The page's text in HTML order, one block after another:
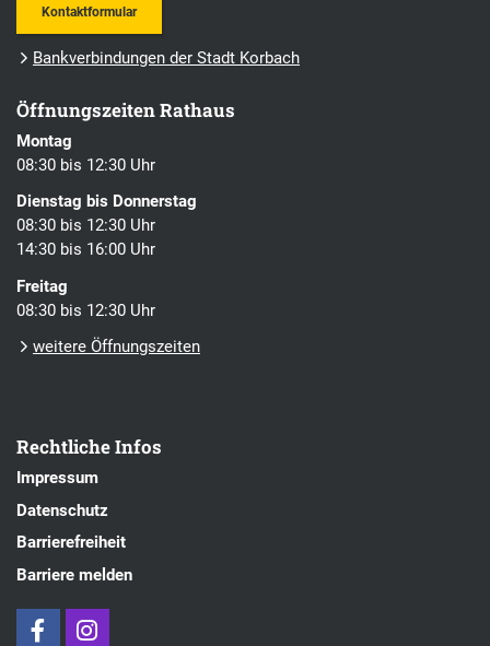
Kontaktformular
Bankverbindungen der Stadt Korbach
Öffnungszeiten Rathaus
Montag
08:30 bis 12:30 Uhr
Dienstag bis Donnerstag
08:30 bis 12:30 Uhr
14:30 bis 16:00 Uhr
Freitag
08:30 bis 12:30 Uhr
weitere Öffnungszeiten
Rechtliche Infos
Impressum
Datenschutz
Barrierefreiheit
Barriere melden